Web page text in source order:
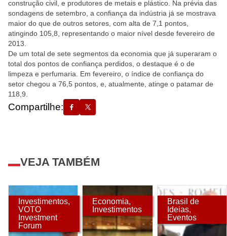
construção civil, e produtores de metais e plástico. Na prévia das
sondagens de setembro, a confiança da indústria já se mostrava
maior do que de outros setores, com alta de 7,1 pontos,
atingindo 105,8, representando o maior nível desde fevereiro de
2013.
De um total de sete segmentos da economia que já superaram o
total dos pontos de confiança perdidos, o destaque é o de
limpeza e perfumaria. Em fevereiro, o índice de confiança do
setor chegou a 76,5 pontos, e, atualmente, atinge o patamar de
118,9.
Compartilhe:
VEJA TAMBÉM
Investimentos,
VOTO
Investment
Forum
Economia,
Investimentos
Brasil de
Ideias,
Eventos